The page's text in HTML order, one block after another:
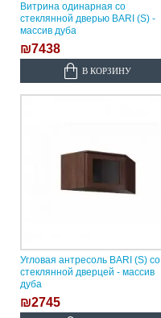
Витрина одинарная со
стеклянной дверью BARI (S) -
массив дуба
₪7438
В КОРЗИНУ
Угловая антресоль BARI (S) со
стеклянной дверцей - массив
дуба
₪2745